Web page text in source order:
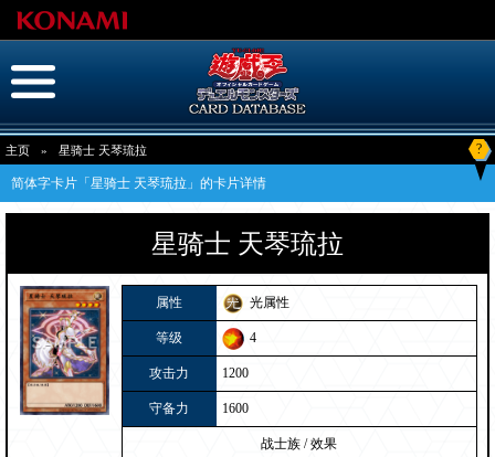
主页 » 星骑士 天琴琉拉 ?
简体字卡片「星骑士 天琴琉拉」的卡片详情
星骑士 天琴琉拉
属性 光属性
等级 4
攻击力 1200
守备力 1600
战士族 / 效果